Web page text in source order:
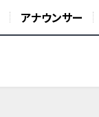
アナウンサー